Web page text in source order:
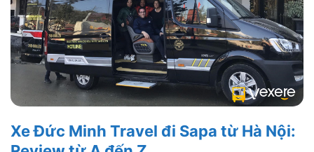
Xe Đức Minh Travel đi Sapa từ Hà Nội: